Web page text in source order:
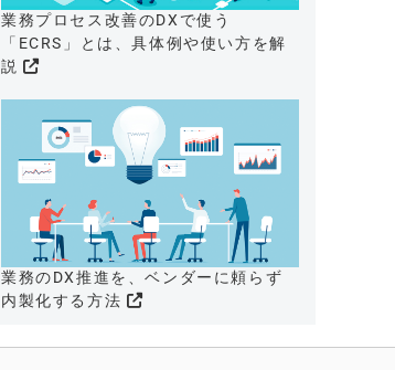
業務プロセス改善のDXで使う
「ECRS」とは、具体例や使い方を解
説
業務のDX推進を、ベンダーに頼らず
内製化する方法